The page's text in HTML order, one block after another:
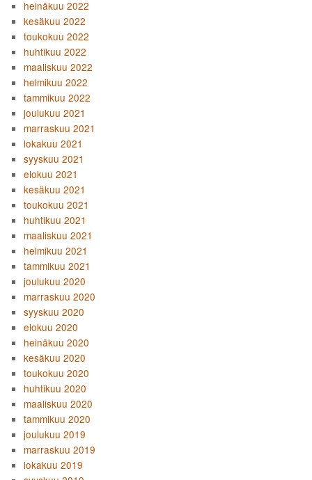
heinäkuu 2022
kesäkuu 2022
toukokuu 2022
huhtikuu 2022
maaliskuu 2022
helmikuu 2022
tammikuu 2022
joulukuu 2021
marraskuu 2021
lokakuu 2021
syyskuu 2021
elokuu 2021
kesäkuu 2021
toukokuu 2021
huhtikuu 2021
maaliskuu 2021
helmikuu 2021
tammikuu 2021
joulukuu 2020
marraskuu 2020
syyskuu 2020
elokuu 2020
heinäkuu 2020
kesäkuu 2020
toukokuu 2020
huhtikuu 2020
maaliskuu 2020
tammikuu 2020
joulukuu 2019
marraskuu 2019
lokakuu 2019